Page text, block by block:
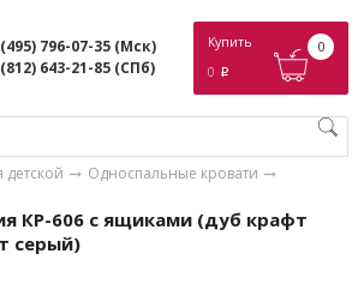
796-07-35 (Мск)
643-21-85 (СПб)
Купить
0 p
0
Односпальные кровати
КР-606 с ящиками (дуб крафт
серый)